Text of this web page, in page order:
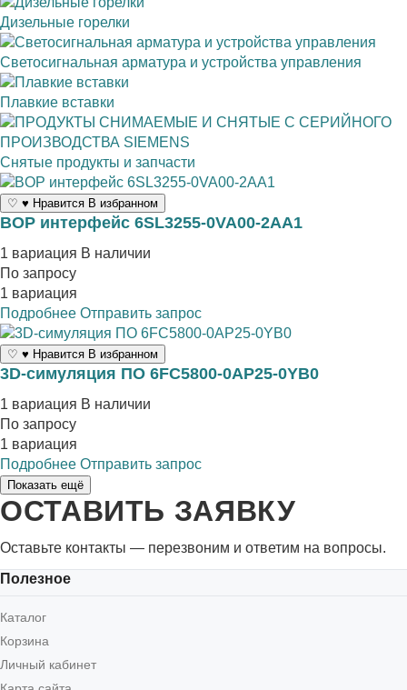
Дизельные горелки
Светосигнальная арматура и устройства управления
Плавкие вставки
Снятые продукты и запчасти
♡ ♥ Нравится В избранном
BOP интерфейс 6SL3255-0VA00-2AA1
1 вариация В наличии
По запросу
1 вариация
Подробнее Отправить запрос
♡ ♥ Нравится В избранном
3D-симуляция ПО 6FC5800-0AP25-0YB0
1 вариация В наличии
По запросу
1 вариация
Подробнее Отправить запрос
Показать ещё
ОСТАВИТЬ ЗАЯВКУ
Оставьте контакты — перезвоним и ответим на вопросы.
Полезное
Каталог
Корзина
Личный кабинет